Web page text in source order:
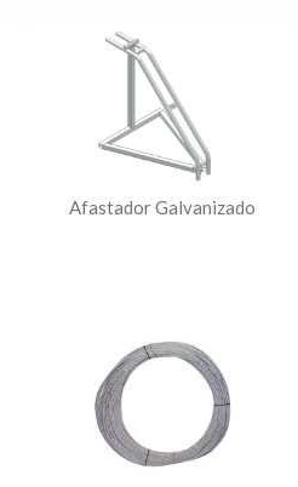
Afastador Galvanizado